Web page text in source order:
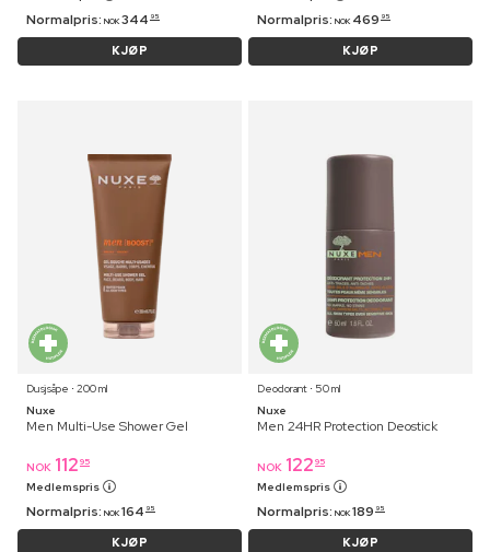
Normalpris: NOK 344 95
KJØP
Normalpris: NOK 469 95
KJØP
Dusjsåpe ⋅ 200 ml
Nuxe
Men Multi-Use Shower Gel
NOK 112 95
Medlemspris
Normalpris: NOK 164 95
KJØP
Deodorant ⋅ 50 ml
Nuxe
Men 24HR Protection Deostick
NOK 122 95
Medlemspris
Normalpris: NOK 189 95
KJØP